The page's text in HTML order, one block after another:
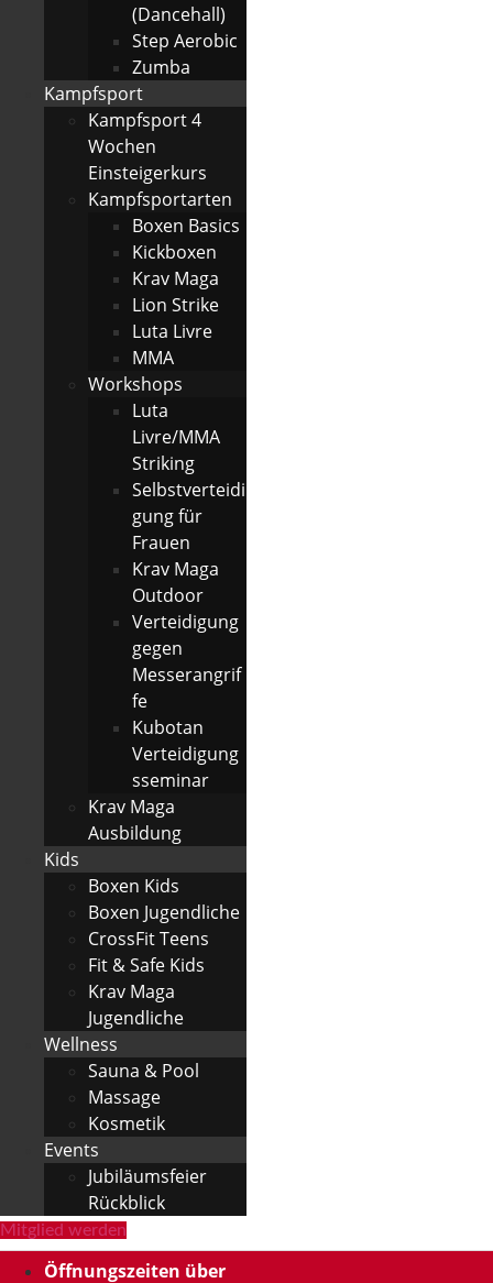
(Dancehall)
Step Aerobic
Zumba
Kampfsport
Kampfsport 4
Wochen
Einsteigerkurs
Kampfsportarten
Boxen Basics
Kickboxen
Krav Maga
Lion Strike
Luta Livre
MMA
Workshops
Luta
Livre/MMA
Striking
Selbstverteidi
gung für
Frauen
Krav Maga
Outdoor
Verteidigung
gegen
Messerangrif
fe
Kubotan
Verteidigung
sseminar
Krav Maga
Ausbildung
Kids
Boxen Kids
Boxen Jugendliche
CrossFit Teens
Fit & Safe Kids
Krav Maga
Jugendliche
Wellness
Sauna & Pool
Massage
Kosmetik
Events
Jubiläumsfeier
Rückblick
Mitglied werden
Öffnungszeiten über